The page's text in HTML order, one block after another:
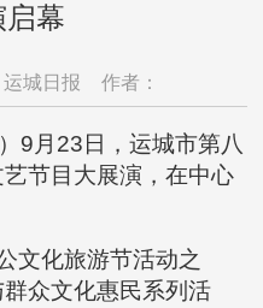
启幕
城日报 作者：
9月23日，运城市第八
艺节目大展演，在中心
文化旅游节活动之
群众文化惠民系列活